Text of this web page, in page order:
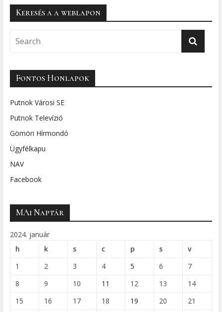
Keresés a a weblapon
Fontos Honlapok
Putnok Városi SE
Putnok Televízió
Gömöri Hírmondó
Ügyfélkapu
NAV
Facebook
MAi Naptár
2024. január
h
k s c p s v
1 2 3 4 5 6
7
8
9 10 11 12 13
14
15
16 17 18 19 20
21